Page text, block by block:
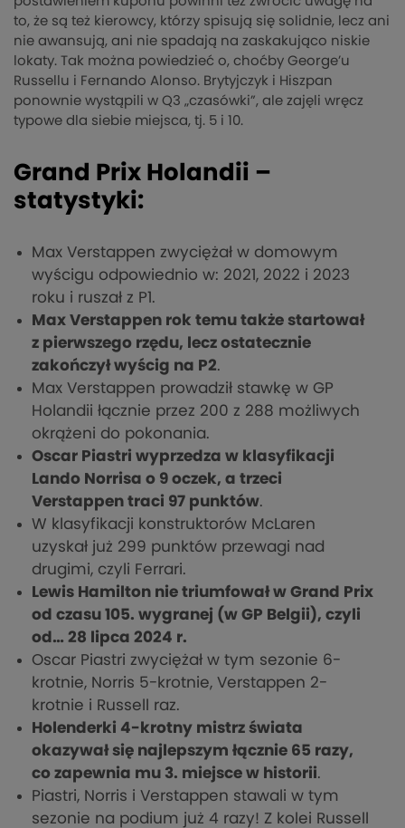
to, że są też kierowcy, którzy spisują się solidnie, lecz ani
nie awansują, ani nie spadają na zaskakująco niskie
lokaty. Tak można powiedzieć o, choćby George’u
Russellu i Fernando Alonso. Brytyjczyk i Hiszpan
ponownie wystąpili w Q3 „czasówki”, ale zajęli wręcz
typowe dla siebie miejsca, tj. 5 i 10.
Grand Prix Holandii –
statystyki:
Max Verstappen zwyciężał w domowym
wyścigu odpowiednio w: 2021, 2022 i 2023
roku i ruszał z P1.
Max Verstappen rok temu także startował
z pierwszego rzędu, lecz ostatecznie
zakończył wyścig na P2.
Max Verstappen prowadził stawkę w GP
Holandii łącznie przez 200 z 288 możliwych
okrążeni do pokonania.
Oscar Piastri wyprzedza w klasyfikacji
Lando Norrisa o 9 oczek, a trzeci
Verstappen traci 97 punktów.
W klasyfikacji konstruktorów McLaren
uzyskał już 299 punktów przewagi nad
drugimi, czyli Ferrari.
Lewis Hamilton nie triumfował w Grand Prix
od czasu 105. wygranej (w GP Belgii), czyli
od… 28 lipca 2024 r.
Oscar Piastri zwyciężał w tym sezonie 6-
krotnie, Norris 5-krotnie, Verstappen 2-
krotnie i Russell raz.
Holenderki 4-krotny mistrz świata
okazywał się najlepszym łącznie 65 razy,
co zapewnia mu 3. miejsce w historii.
Piastri, Norris i Verstappen stawali w tym
sezonie na podium już 4 razy! Z kolei Russell